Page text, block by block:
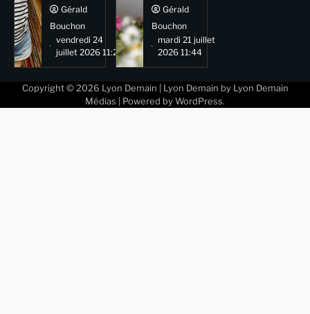
Gérald
Bouchon
vendredi 24
juillet 2026 11:29
Gérald
Bouchon
mardi 21 juillet
2026 11:44
Copyright © 2026 Lyon Demain | Lyon Demain by Lyon Demain
Médias | Powered by WordPress.